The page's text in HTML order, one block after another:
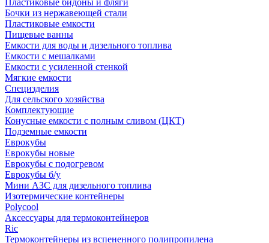
Пластиковые бидоны и фляги
Бочки из нержавеющей стали
Пластиковые емкости
Пищевые ванны
Емкости для воды и дизельного топлива
Емкости с мешалками
Емкости с усиленной стенкой
Мягкие емкости
Специзделия
Для сельского хозяйства
Комплектующие
Конусные емкости с полным сливом (ЦКТ)
Подземные емкости
Еврокубы
Еврокубы новые
Еврокубы с подогревом
Еврокубы б/у
Мини АЗС для дизельного топлива
Изотермические контейнеры
Polycool
Аксессуары для термоконтейнеров
Ric
Термоконтейнеры из вспененного полипропилена